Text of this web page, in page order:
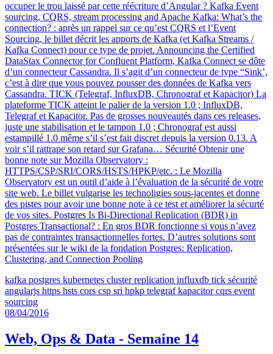
occuper le trou laissé par cette réécriture d’Angular ? Kafka Event
sourcing, CQRS, stream processing and Apache Kafka: What’s the
connection? : après un rappel sur ce qu’est CQRS et l’Event
Sourcing, le billet décrit les apports de Kafka (et Kafka Streams /
Kafka Connect) pour ce type de projet. Announcing the Certified
DataStax Connector for Confluent Platform, Kafka Connect se dôte
d’un connecteur Cassandra. Il s’agit d’un connecteur de type “Sink’,
c’est à dire que vous pouvez pousser des données de Kafka vers
Cassandra. TICK (Telegraf, InfluxDB, Chronograf et Kapacitor) La
plateforme TICK atteint le palier de la version 1.0 ; InfluxDB,
Telegraf et Kapacitor. Pas de grosses nouveautés dans ces releases,
juste une stabilisation et le tampon 1.0 ; Chronograf est aussi
estampillé 1.0 même s’il s’est fait discret depuis la version 0.13. A
voir s’il rattrape son retard sur Grafana… Sécurité Obtenir une
bonne note sur Mozilla Observatory :
HTTPS/CSP/SRI/CORS/HSTS/HPKP/etc. : Le Mozilla
Observatory est un outil d’aide à l’évaluation de la sécurité de votre
site web. Le billet vulgarise les technoligies sous-jacentes et donne
des pistes pour avoir une bonne note à ce test et améliorer la sécurté
de vos sites. Postgres Is Bi-Directional Replication (BDR) in
Postgres Transactional? : En gros BDR fonctionne si vous n’avez
pas de contraintes transactionnelles fortes. D’autres solutions sont
présentées sur le wiki de la fondation Postgres: Replication,
Clustering, and Connection Pooling
kafka postgres kubernetes cluster replication influxdb tick sécurité
angularjs https hsts cors csp sri hpkp telegraf kapacitor cqrs event
sourcing
08/04/2016
Web, Ops & Data - Semaine 14